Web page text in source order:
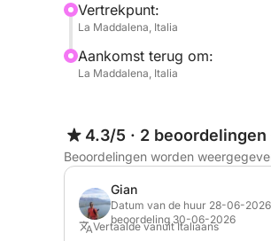
• Lengte: 7,47 meter
• Ideaal voor 5 personen
• Ruim zonnedek om te
• Zonnescherm
• Koelkast beschikbaar voor
• Krachtige motor voor veilige
Ideaal voor gezinnen,
beleven.
Vertrekpunt:
La Maddalena, Italia
Aankomst terug om:
La Maddalena, Italia
4.3/5 · 2 beoordelingen
Beoordelingen worden
Gian
Datum van de huur 28-06-
beoordeling 30-06-2026
Vertaalde vanuit Italiaans